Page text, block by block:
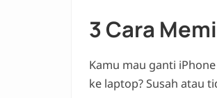
3 Cara
Kamu mau ganti
ke laptop? Susah atau